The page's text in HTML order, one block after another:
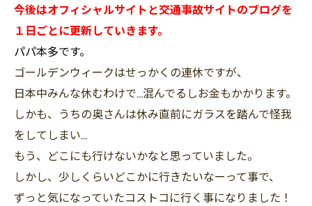
今後はオフィシャルサイトと交通事故サイトのブログを
１日ごとに更新していきます。
パパ本多です。
ゴールデンウィークはせっかくの連休ですが、
日本中みんな休むわけで…混んでるしお金もかかります。
しかも、うちの奥さんは休み直前にガラスを踏んで怪我
をしてしまい…
もう、どこにも行けないかなと思っていました。
しかし、少しくらいどこかに行きたいなーって事で、
ずっと気になっていたコストコに行く事になりました！